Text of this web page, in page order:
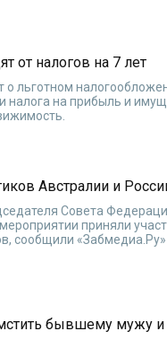
от налогов на 7 лет
льготном
на прибыль и
Австралии и
Совета
приняли
сообщили
бывшему мужу и